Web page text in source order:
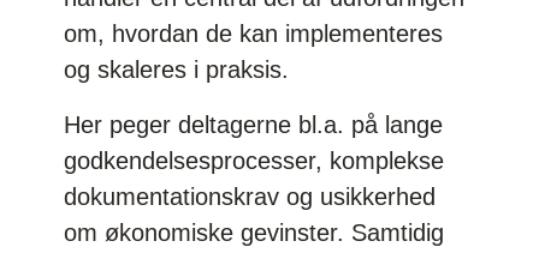
om, hvordan de kan implementeres
og skaleres i praksis.
Her peger deltagerne bl.a. på lange
godkendelsesprocesser, komplekse
dokumentationskrav og usikkerhed
om økonomiske gevinster. Samtidig